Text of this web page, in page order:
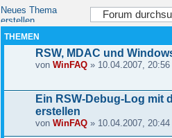
Neues Thema
erstellen
THEMEN
RSW, MDAC und
von WinFAQ» 10.04.2007, 20:56
Ein RSW-Debug-Log mit
erstellen
von WinFAQ» 10.04.2007, 20:44